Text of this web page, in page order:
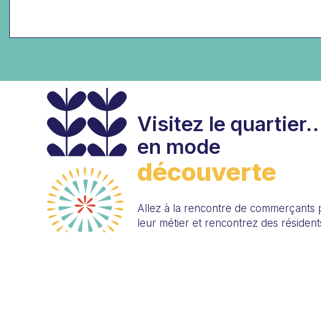
Visitez le
en mode
découverte
Allez à la rencontre de commerçants
leur métier et rencontrez des